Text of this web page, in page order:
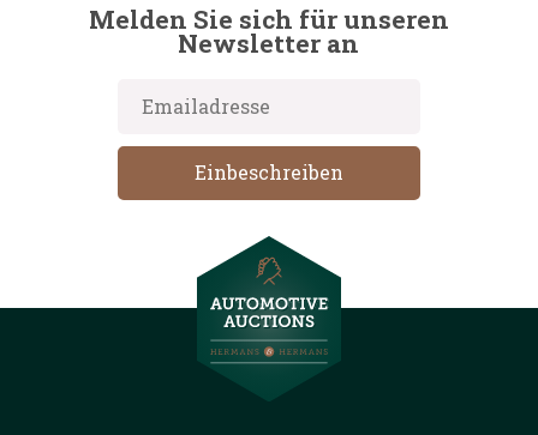
Melden Sie sich für unseren
Newsletter an